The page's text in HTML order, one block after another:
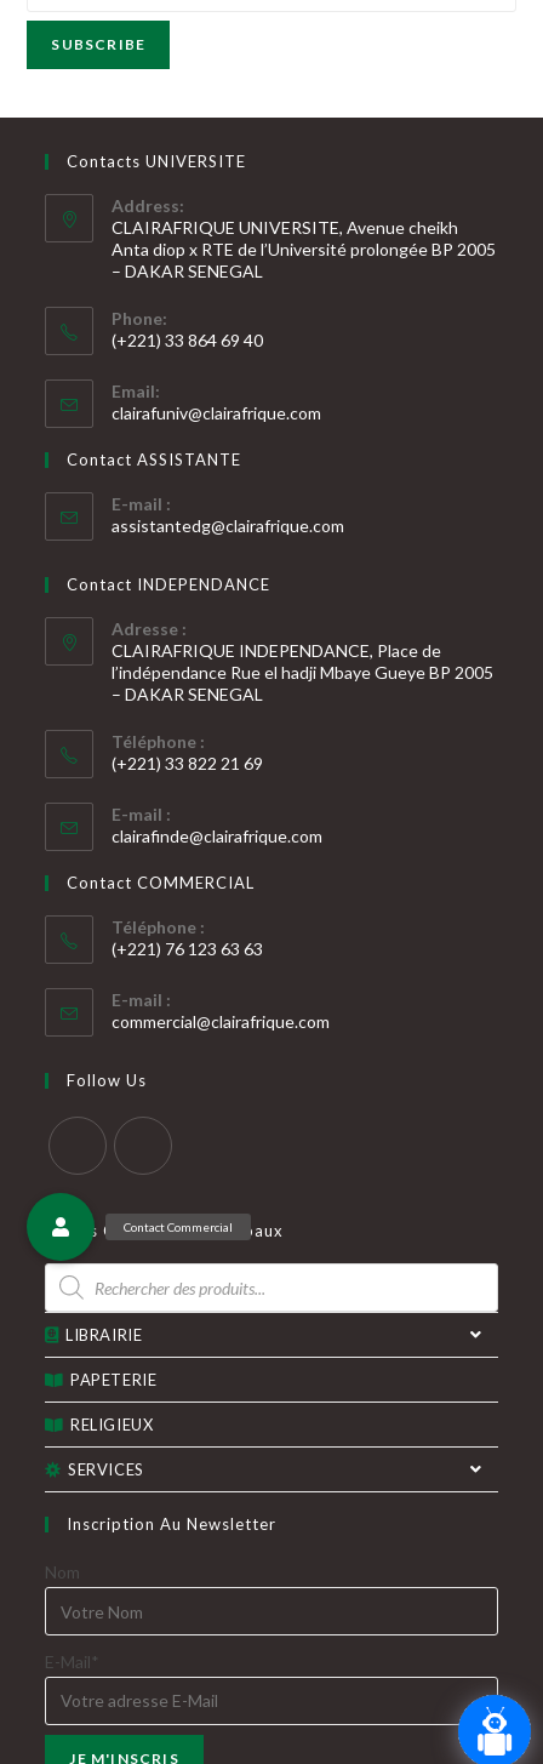
Contacts UNIVERSITE
Address:
CLAIRAFRIQUE UNIVERSITE, Avenue cheikh
Anta diop x RTE de l’Université prolongée BP 2005
– DAKAR SENEGAL
Phone:
(+221) 33 864 69 40
dans
votre
application
Email:
clairafuniv@clairafrique.com
Contact ASSISTANTE
E-mail :
assistantedg@clairafrique.com
Contact INDEPENDANCE
Adresse :
CLAIRAFRIQUE INDEPENDANCE, Place de
l’indépendance Rue el hadji Mbaye Gueye BP 2005
– DAKAR SENEGAL
Téléphone :
(+221) 33 822 21 69
dans
votre
application
E-mail :
clairafinde@clairafrique.com
Contact COMMERCIAL
Téléphone :
(+221) 76 123 63 63
dans
votre
E-mail :
commercial@clairafrique.com
Follow Us
S’ouvre
dans
nouvel
onglet
dans
nouvel
onglet
Nos Catégories Principaux
Recherche
de
produits
LIBRAIRIE
PAPETERIE
RELIGIEUX
SERVICES
Inscription Au Newsletter
Nom
E-Mail*